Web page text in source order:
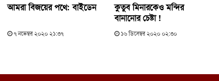
আমরা বিজয়ের পথে: বাইডেন
৭ নভেম্বর ২০২০ ২১:৩৭
কুতুব মিনারকেও মন্দির
বানানোর চেষ্টা !
১৬ ডিসেম্বর ২০২০ ০২:৩০